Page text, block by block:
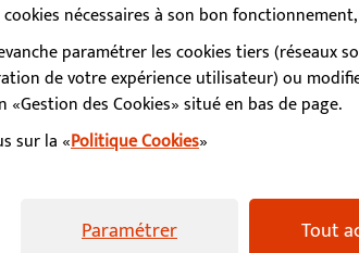
mercredi, vendredi : 9h - 12h / 13h - 17h
le matin / 13h - 17h
- 12h (permanence état-civil)
confidentialitéGestion des cookies
nécessaires à son bon
paramétrer les cookies tiers (réseaux
de votre expérience utilisateur) ou
des Cookies» situé en bas de page.
sur la «Politique Cookies»
Tout
Paramétrer